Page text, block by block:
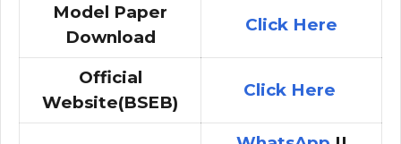
Model Paper
Download
Click Here
Official
Website(BSEB)
Click Here